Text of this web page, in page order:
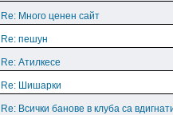
Re: Много ценен сайт
Re: пешун
Re: Атилкесе
Re: Шишарки
Re: Всички банове в клуба са